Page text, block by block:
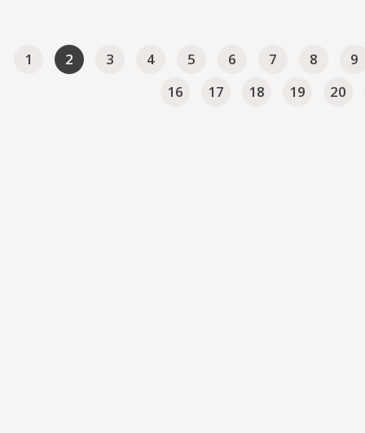
1 2 3 4 5 6 7 8
9
16
17 18 19 20